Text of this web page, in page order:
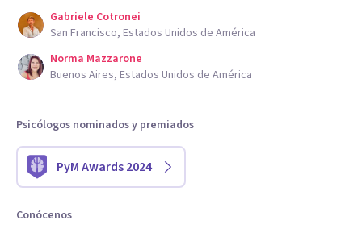
Gabriele Cotronei
San Francisco, Estados Unidos de América
Norma Mazzarone
Buenos Aires, Estados Unidos de América
Psicólogos nominados y premiados
PyM Awards 2024
Conócenos